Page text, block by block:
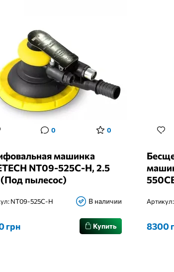
0 0
машинка
NT09-525C-H, 2.5
пылесос)
NT09-525C-H В наличии
грн Купить
Артикул:
8300